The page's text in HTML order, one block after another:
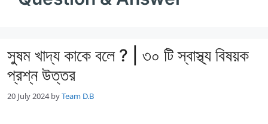
সুষম খাদ্য কাকে বলে ? | ৩০ টি স্বাস্থ্য বিষয়ক
প্রশ্ন উত্তর
20 July 2024 byTeam D.B